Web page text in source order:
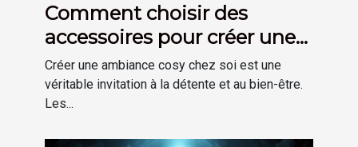
Comment choisir des
accessoires pour créer une
ambiance cosy chez soi
Créer une ambiance cosy chez soi est une
véritable invitation à la détente et au bien-être.
Les...